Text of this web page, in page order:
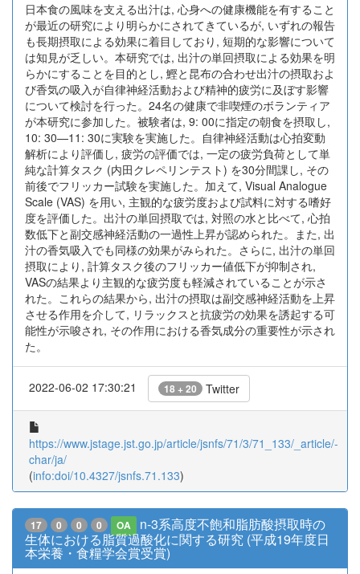
日本食の風味を支える出汁は, 心身への健康機能を有すること
が最近の研究により明らかにされてきているが, いずれの報告
も長期摂取による効果に着目しており, 短期的な影響について
は知見が乏しい。本研究では, 出汁の単回摂取による効果を明
らかにすることを目的とし, 鰹と昆布の合わせ出汁の摂取およ
び香気の吸入が自律神経活動および精神的疲労に及ぼす影響
について検討を行った。24名の健康で非喫煙のボランティア
が本研究に参加した。被験者は, 9: 00に指定の朝食を摂取し,
10: 30—11: 30に実験を実施した。自律神経活動は心拍変動
解析により評価し, 疲労の評価では, 一定の疲労負荷として単
純な計算タスク (内田クレペリンテスト) を30分間課し, その
前後でフリッカー試験を実施した。加えて, Visual Analogue
Scale (VAS) を用い, 主観的な疲労度および試料に対する嗜好
度を評価した。出汁の単回摂取では, 対照の水と比べて, 心拍
数低下と副交感神経活動の一過性上昇が認められた。また, 出
汁の香気吸入でも同様の効果がみられた。さらに, 出汁の単回
摂取により, 計算タスク後のフリッカー値低下が抑制され,
VASの結果より主観的な疲労度も軽減されていることが示さ
れた。これらの結果から, 出汁の摂取は副交感神経活動を上昇
させる作用を介して, リラックスと抗疲労の効果を誘起する可
能性が示唆され, その作用における香気成分の重要性が示され
た。
2022-06-02 17:30:21 18 + 20 Twitter
https://www.jstage.jst.go.jp/article/jsnfs/71/3/71_133/_article/-
char/ja/
(info:doi/10.4327/jsnfs.71.133)
17 0 0 0 OA
n-3系高度不飽和脂肪酸摂取時の
生体における脂質過酸化に関する研究 (平成19年度日
本栄養・食糧学会賞受賞)